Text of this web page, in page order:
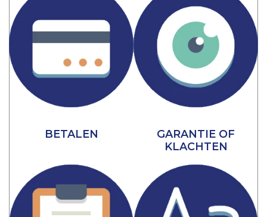
BETALEN
GARANTIE OF
KLACHTEN